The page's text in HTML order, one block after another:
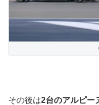
その後は2台のアルピー